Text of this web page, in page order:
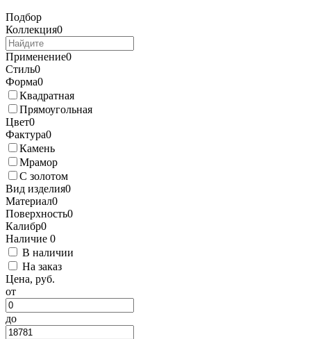
Подбор
Коллекция0
Применение0
Стиль0
Форма0
Квадратная
Прямоугольная
Цвет0
Фактура0
Камень
Мрамор
С золотом
Вид изделия0
Материал0
Поверхность0
Калибр0
Наличие 0
В наличии
На заказ
Цена, руб.
от
до